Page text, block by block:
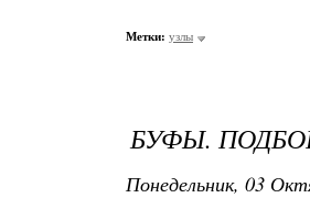
Метки: узлы
БУФЫ.
Понедельник, 03